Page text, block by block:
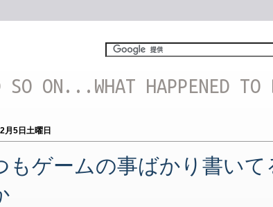
SO ON...WHAT HAPPENED
月5日土曜日
もゲームの事ばかり書い